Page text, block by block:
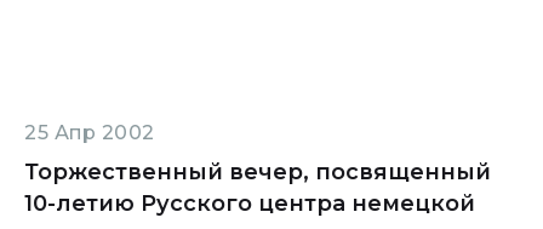
25 Апр 2002
Торжественный вечер, посвященный
10-летию Русского центра немецкой